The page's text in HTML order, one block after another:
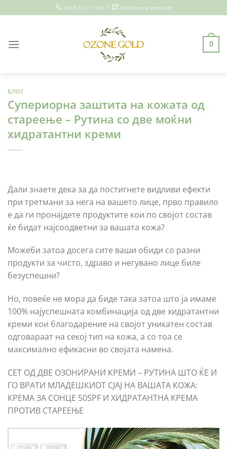
to
+389 33 271 666 | info@ozone-gold.com
0
БЛОГ
Супериорна заштита на кожата од
стареење – Рутина со две моќни
хидратантни креми
Дали знаете дека за да постигнете видливи ефекти
при третмани за нега на вашето лице, прво правило
е да ги пронајдете продуктите кои по својот состав
ќе бидат најсоодветни за вашата кожа?
Можеби затоа досега сите ваши обиди со разни
продукти за чисто, здраво и негувано лице биле
безуспешни?
Но, повеќе не мора да биде така затоа што ја имаме
100% најуспешната комбинација од две хидратантни
креми кои благодарение на својот уникатен состав
одговараат на секој тип на кожа, а со тоа се
максимално ефикасни во својата намена.
СЕТ ОД ДВЕ ОЗОНИРАНИ КРЕМИ – РУТИНА ШТО ЌЕ И
ГО ВРАТИ МЛАДЕШКИОТ СЈАЈ НА ВАШАТА КОЖА:
КРЕМА ЗА СОНЦЕ 50SPF И ХИДРАТАНТНА КРЕМА
ПРОТИВ СТАРЕЕЊЕ